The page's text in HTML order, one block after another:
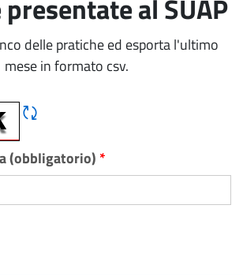
al SUAP
delle pratiche ed esporta l'ultimo
mese in formato csv.
Rigene CAPTCHA
(obbligatorio) *